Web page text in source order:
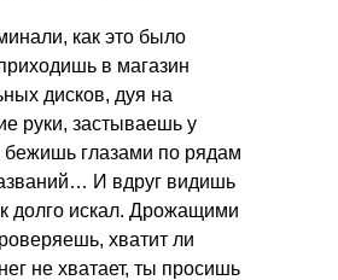
как это было
в магазин
дисков, дуя на
руки, застываешь у
бежишь глазами по рядам
И вдруг видишь
долго искал. Дрожащими
хватит ли
не хватает, ты просишь